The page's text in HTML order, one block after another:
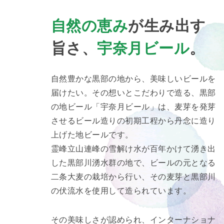
自然の恵みが生み出す
旨さ、 宇奈月ビール。
自然豊かな黒部の地から、美味しいビールを
届けたい。その想いとこだわりで造る、黒部
の地ビール「宇奈月ビール」は、麦芽を発芽
させるビール造りの初期工程から丹念に造り
上げた地ビールです。
霊峰立山連峰の雪解け水が百年かけて湧き出
した黒部川湧水群の地で、ビールの元となる
二条大麦の栽培から行い、その麦芽と黒部川
の伏流水を使用して造られています。
その美味しさが認められ、インターナショナ